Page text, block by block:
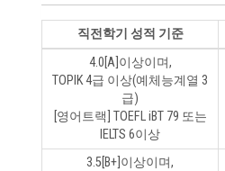
직전학기 성적 기준
4.0[A]이상이며,
TOPIK 4급 이상(예체능계열 3
급)
[영어트랙] TOEFL iBT 79 또는
IELTS 6이상
3.5[B+]이상이며,